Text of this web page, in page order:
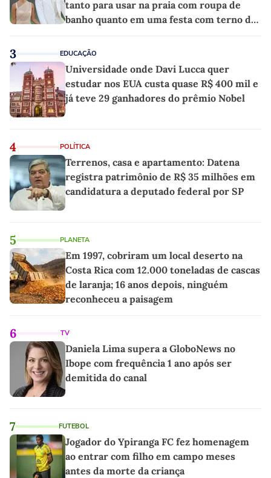
tanto para usar na praia com roupa de
banho quanto em uma festa com terno de
3 EDUCAÇÃO
Universidade onde Davi Lucca quer
estudar nos EUA custa quase R$ 400 mil e
já teve 29 ganhadores do prêmio Nobel
4 POLÍTICA
Terrenos, casa e apartamento: Datena
registra patrimônio de R$ 35 milhões em
candidatura a deputado federal por SP
5 PLANETA
Em 1997, cobriram um local deserto na
Costa Rica com 12.000 toneladas de cascas
de laranja; 16 anos depois, ninguém
reconheceu a paisagem
6 TV
Daniela Lima supera a GloboNews no
Ibope com frequência 1 ano após ser
demitida do canal
7 FUTEBOL
Jogador do Ypiranga FC fez homenagem
ao entrar com filho em campo meses
antes da morte da criança